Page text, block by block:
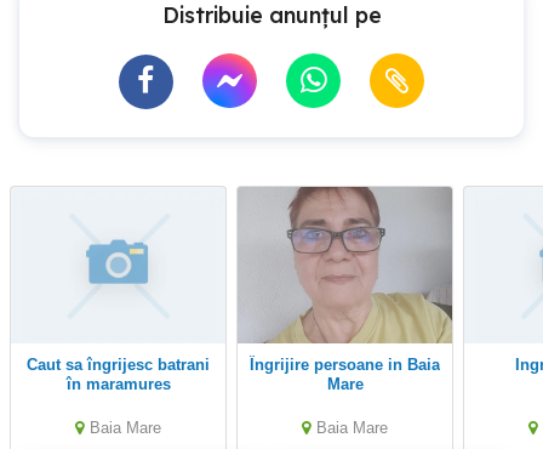
Distribuie anunțul pe
Caut sa îngrijesc batrani
în maramures
Baia Mare
Îngrijire persoane in Baia
Mare
Baia Mare